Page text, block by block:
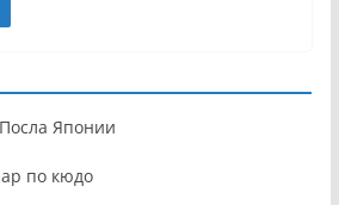
Японии
по кюдо